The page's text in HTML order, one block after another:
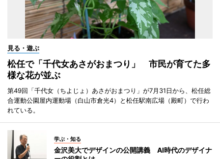
見る・遊ぶ
松任で「千代女あさがおまつり」 市民が育てた多
様な花が並ぶ
第49回「千代女（ちよじょ）あさがおまつり」が7月31日から、松任総
合運動公園屋内運動場（白山市倉光4）と松任駅南広場（殿町）で行わ
れている。
学ぶ・知る
金沢美大でデザインの公開講義 AI時代のデザイナ